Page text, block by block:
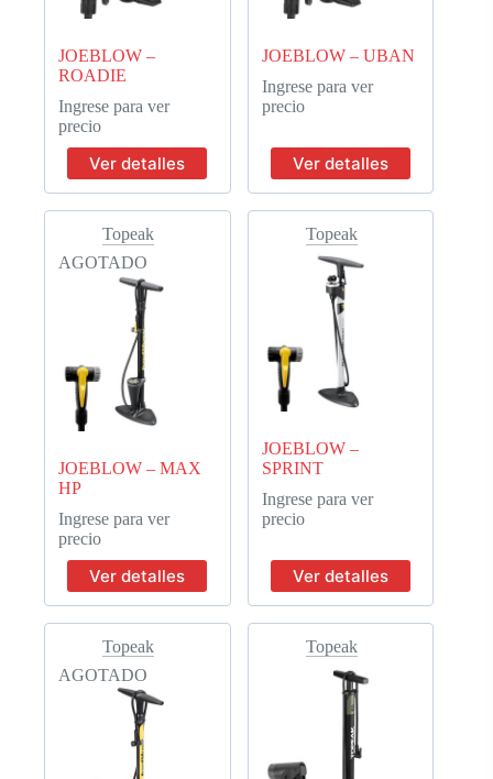
JOEBLOW –
ROADIE
Ingrese para ver
precio
Ver detalles
JOEBLOW – UBAN
Ingrese para ver
precio
Ver detalles
Topeak
AGOTADO
JOEBLOW – MAX
HP
Ingrese para ver
precio
Ver detalles
Topeak
JOEBLOW –
SPRINT
Ingrese para ver
precio
Ver detalles
Topeak
AGOTADO
Topeak